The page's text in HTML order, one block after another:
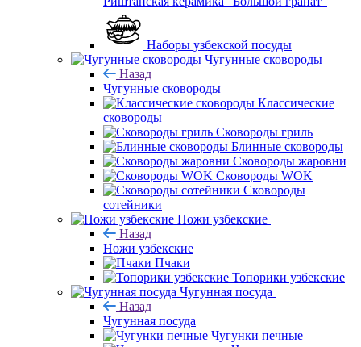
Наборы узбекской посуды
Чугунные сковороды
Назад
Чугунные сковороды
Классические
сковороды
Сковороды гриль
Блинные сковороды
Сковороды жаровни
Сковороды WOK
Сковороды
сотейники
Ножи узбекские
Назад
Ножи узбекские
Пчаки
Топорики узбекские
Чугунная посуда
Назад
Чугунная посуда
Чугунки печные